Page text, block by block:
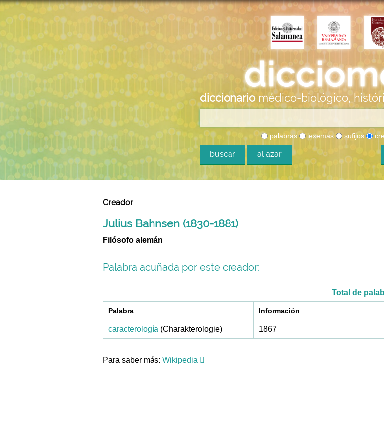
diccionario médico-biológico,
palabras lexemas sufijos
buscar al azar
Creador
Julius Bahnsen (1830-1881)
Filósofo alemán
Palabra acuñada por este creador:
Total de
Palabra Información
caracterología (Charakterologie) 1867
Para saber más: Wikipedia